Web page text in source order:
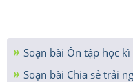
Soạn bài Ôn tập học
Soạn bài Chia sẻ trải